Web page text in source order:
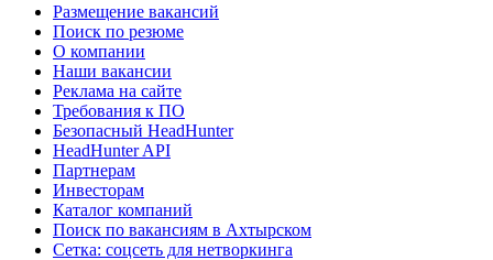
Размещение вакансий
Поиск по резюме
О компании
Наши вакансии
Реклама на сайте
Требования к ПО
Безопасный HeadHunter
HeadHunter API
Партнерам
Инвесторам
Каталог компаний
Поиск по вакансиям в Ахтырском
Сетка: соцсеть для нетворкинга